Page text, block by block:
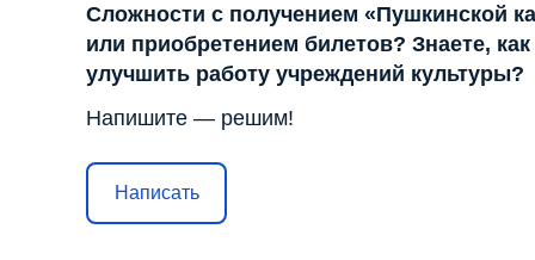
Сложности с получением «Пушкинской
или приобретением билетов? Знаете, как
улучшить работу учреждений культуры?
Напишите — решим!
Написать